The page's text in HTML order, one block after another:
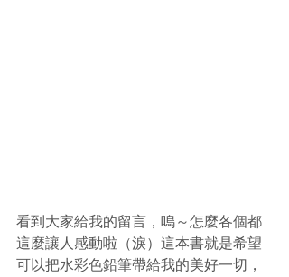
看到大家給我的留言，嗚～怎麼各個都
這麼讓人感動啦（淚）這本書就是希望
可以把水彩色鉛筆帶給我的美好一切，